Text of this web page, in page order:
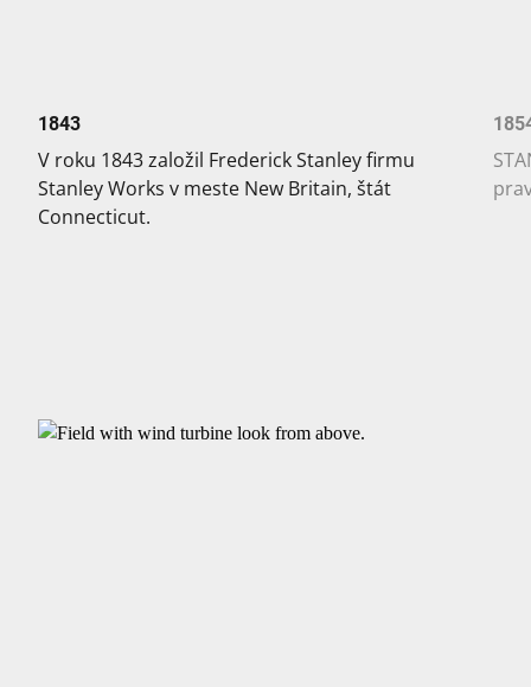
1843
V roku 1843 založil Frederick Stanley firmu
Stanley Works v meste New Britain, štát
Connecticut.